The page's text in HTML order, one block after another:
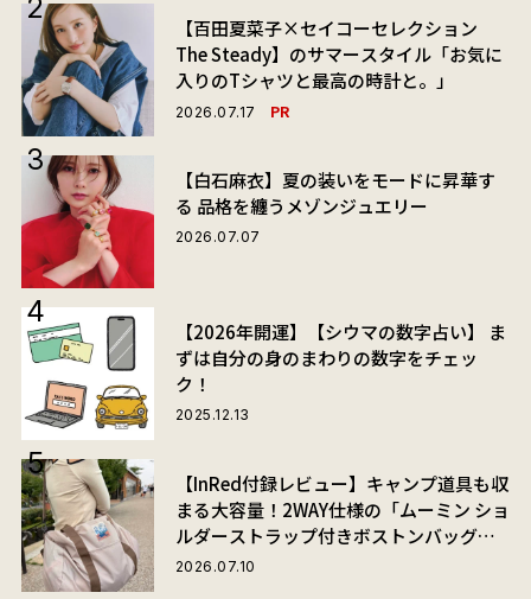
【百田夏菜子×セイコーセレクション
The Steady】のサマースタイル「お気に
入りのTシャツと最高の時計と。」
2026.07.17 PR
【白石麻衣】夏の装いをモードに昇華す
る 品格を纏うメゾンジュエリー
2026.07.07
【2026年開運】【シウマの数字占い】 ま
ずは自分の身のまわりの数字をチェッ
ク！
2025.12.13
【InRed付録レビュー】キャンプ道具も収
まる大容量！2WAY仕様の「ムーミン ショ
ルダーストラップ付きボストンバッグ」
が夏旅におすすめな理由
2026.07.10